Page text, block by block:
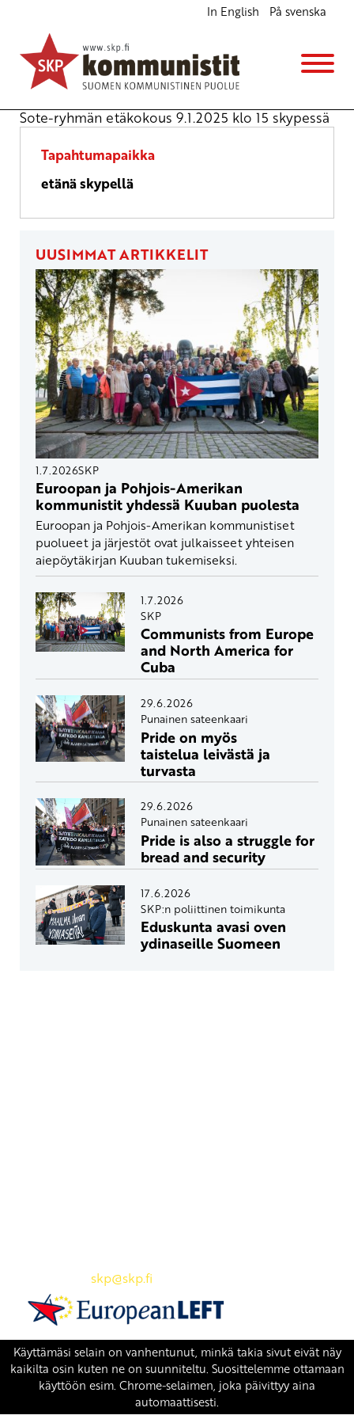
In English På svenska
SOTE-ryhmän kokous
Opintokerho
to 9.1.2025 klo15:00
Sote-ryhmän etäkokous 9.1.2025 klo 15 skypessä
Tapahtumapaikka
etänä skypellä
UUSIMMAT ARTIKKELIT
1.7.2026SKP
Euroopan ja Pohjois-Amerikan
kommunistit yhdessä Kuuban puolesta
Euroopan ja Pohjois-Amerikan kommunistiset
puolueet ja järjestöt ovat julkaisseet yhteisen
aiepöytäkirjan Kuuban tukemiseksi.
1.7.2026
SKP
Communists from Europe
and North America for
Cuba
29.6.2026
Punainen sateenkaari
Pride on myös
taistelua leivästä ja
turvasta
29.6.2026
Punainen sateenkaari
Pride is also a struggle for
bread and security
17.6.2026
SKP:n poliittinen toimikunta
Eduskunta avasi oven
ydinaseille Suomeen
skp@skp.fi
SKP on Euroopan Vasemmistopuolueen jäsen.
european-left.org
european-left.org/manifesto/